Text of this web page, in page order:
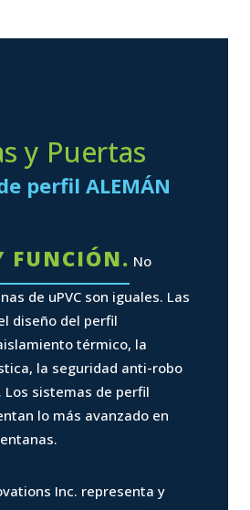
y Puertas
perfil ALEMÁN
FUNCIÓN. No
de uPVC son iguales. Las
diseño del perfil
térmico, la
la seguridad anti-robo
sistemas de perfil
lo más avanzado en
Inc. representa y